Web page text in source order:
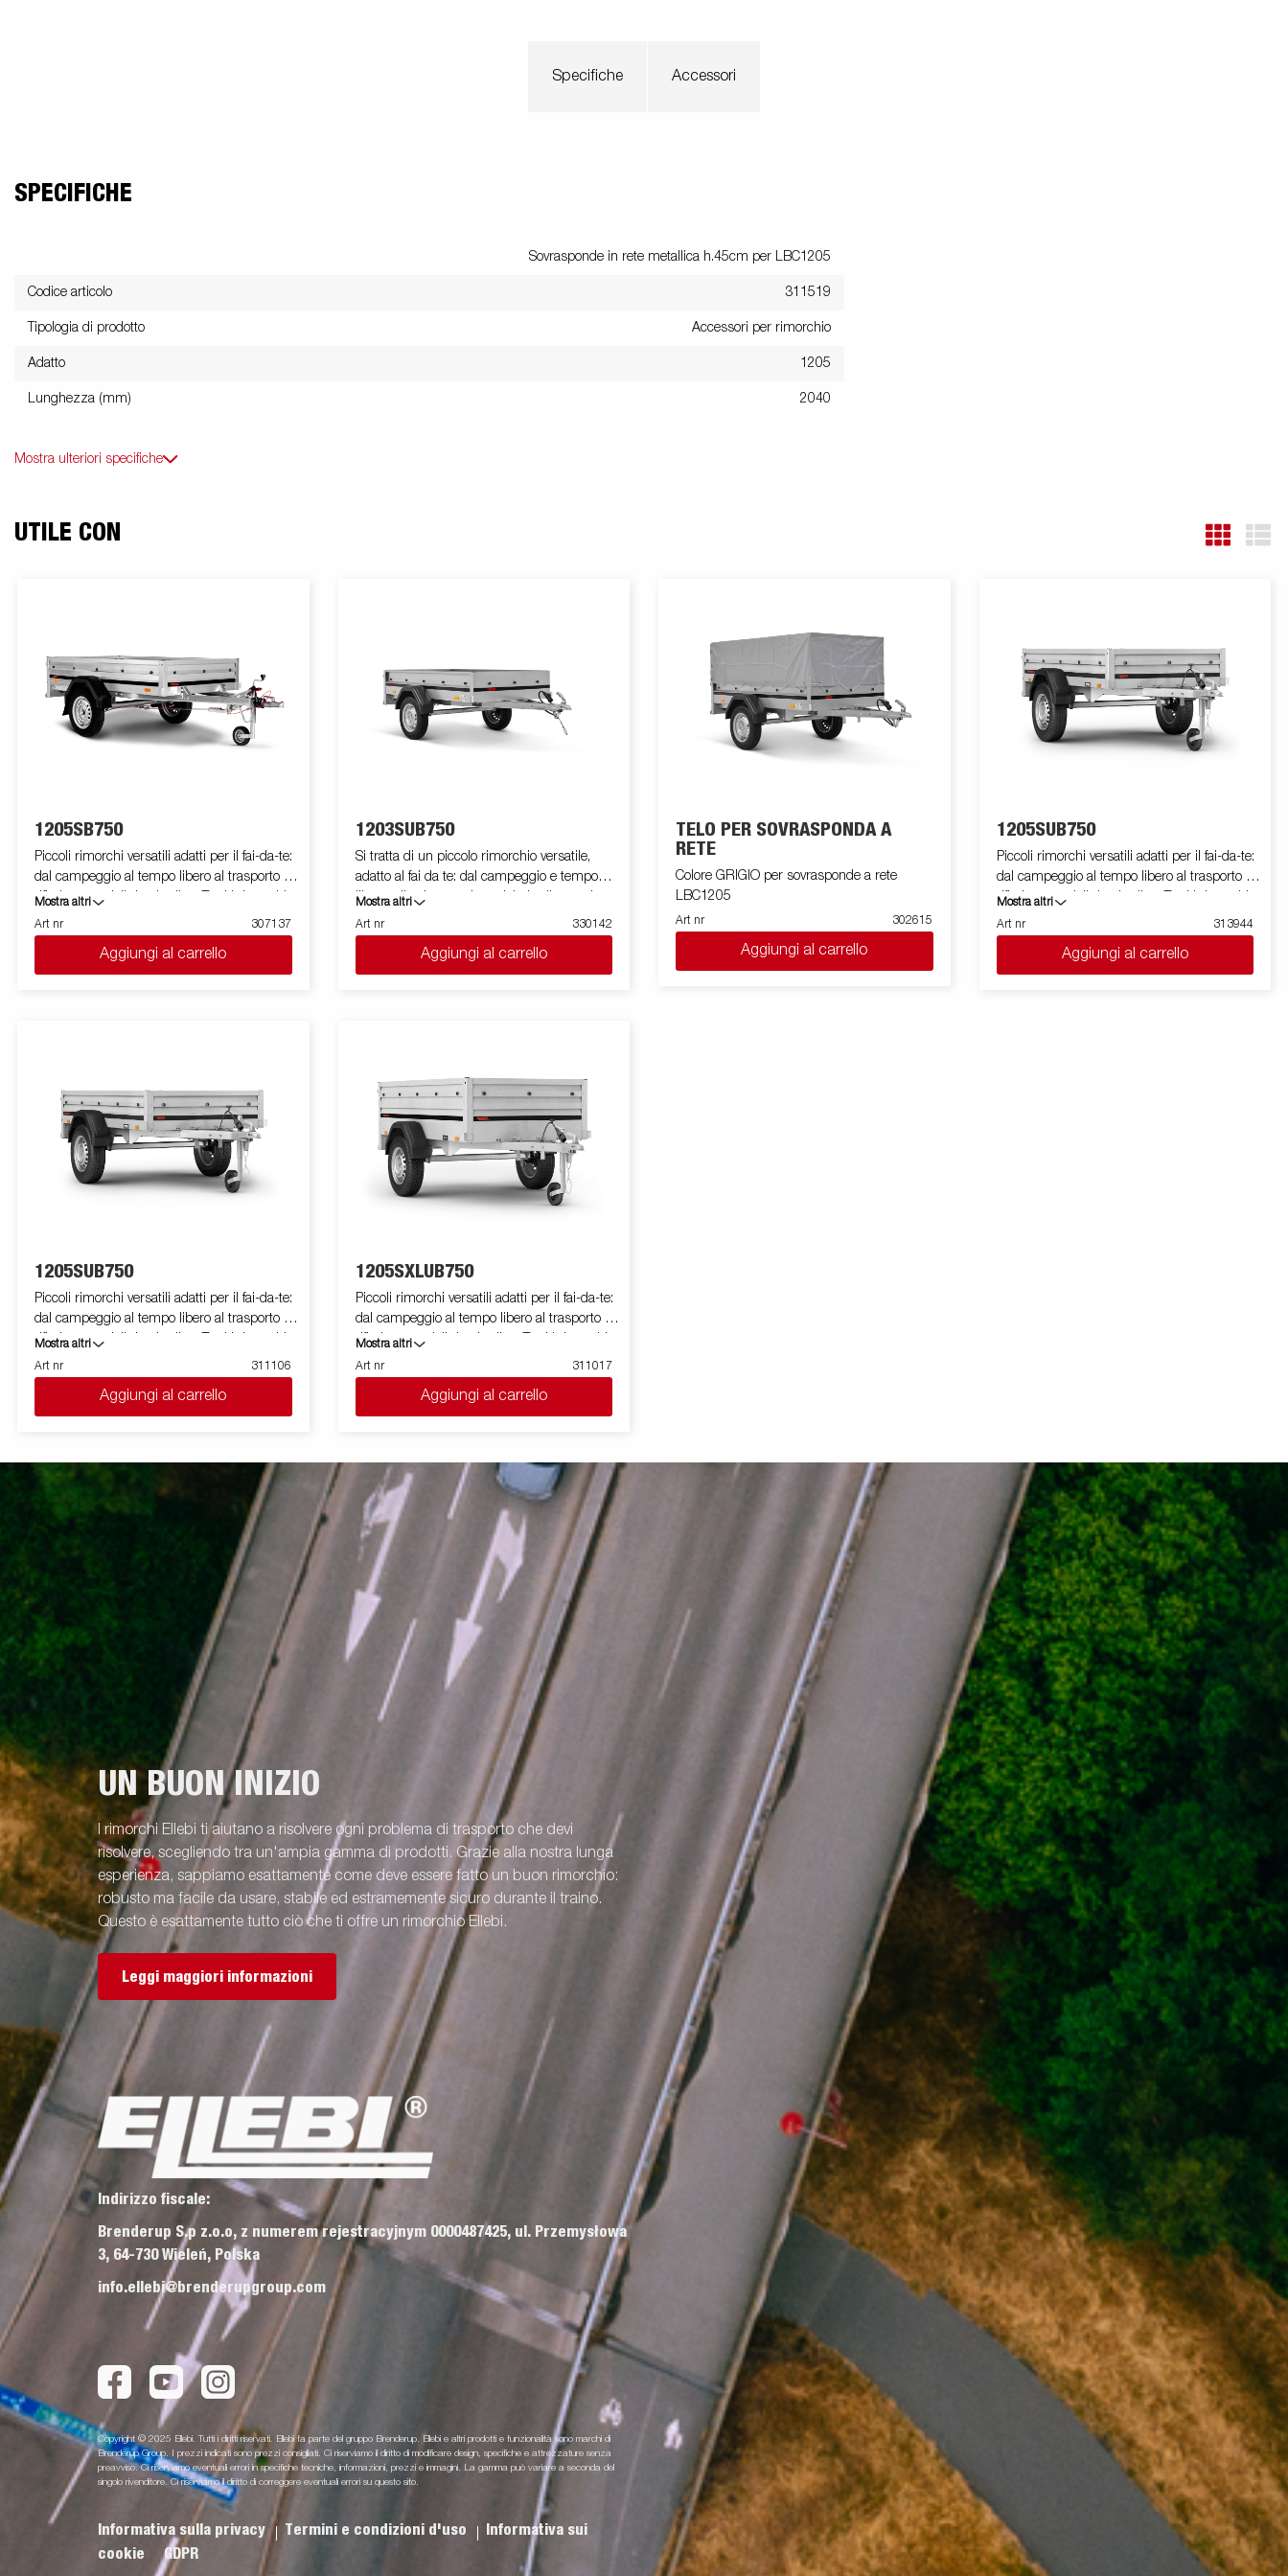
Specifiche Accessori
SPECIFICHE
Sovrasponde in rete metallica h.45cm per LBC1205
Codice articolo 311519
Tipologia di prodotto Accessori per rimorchio
Adatto 1205
Lunghezza (mm) 2040
Mostra ulteriori specifiche
UTILE CON
1205SB750
Piccoli rimorchi versatili adatti per il fai-da-te:
dal campeggio al tempo libero al trasporto di
rifiuti e materiali da giardino. Tutti i rimorchi
sono dotati di un timone a V che permette di
raggiungere la propria destinazione in tutta
sicurezza e per alcune versioni sono
disponibili con sistema tilt. Il rimorchio può
immagini sono solo a scopo illustrativo e
potrebbero mostrare accessori opzionali.
Mostra altri
Art nr
307137
Aggiungi al carrello
1203SUB750
Si tratta di un piccolo rimorchio versatile,
adatto al fai da te: dal campeggio e tempo
libero, alla sistemazione del giardino, e al
trasporto di rifiuti e merci. Questo rimorchio è
dotato di un timone a V che ti aiuta a guidare
in sicurezza verso la tua destinazione. Le
immagini sono solo a scopo illustrativo e
Mostra altri
Art nr
330142
Aggiungi al carrello
TELO PER SOVRASPONDA A
RETE
Colore GRIGIO per sovrasponde a rete
LBC1205
Art nr 302615
Aggiungi al carrello
1205SUB750
Piccoli rimorchi versatili adatti per il fai-da-te:
dal campeggio al tempo libero al trasporto di
rifiuti e materiali da giardino. Tutti i rimorchi
sono dotati di un timone a V che permette di
raggiungere la propria destinazione in tutta
sicurezza e per alcune versioni sono
disponibili con sistema tilt. Il rimorchio può
Mostra altri
Art nr
313944
Aggiungi al carrello
1205SUB750
Piccoli rimorchi versatili adatti per il fai-da-te:
dal campeggio al tempo libero al trasporto di
rifiuti e materiali da giardino. Tutti i rimorchi
sono dotati di un timone a V che permette di
raggiungere la propria destinazione in tutta
sicurezza e per alcune versioni sono
disponibili con sistema tilt. Il rimorchio può
verticale per risparmiare spazio. Sono
disponibili una vasta gamma di accessori
che permettono di personalizzare il
rimorchio in base alle proprie necessità. Le
immagini sono solo a scopo illustrativo e
potrebbero mostrare accessori opzionali.
Mostra altri
Art nr
311106
Aggiungi al carrello
1205SXLUB750
Piccoli rimorchi versatili adatti per il fai-da-te:
dal campeggio al tempo libero al trasporto di
rifiuti e materiali da giardino. Tutti i rimorchi
sono dotati di un timone a V che permette di
raggiungere la propria destinazione in tutta
sicurezza e per alcune versioni sono
disponibili con sistema tilt. Il rimorchio può
verticale per risparmiare spazio. Sono
disponibili una vasta gamma di accessori
che permettono di personalizzare il
rimorchio in base alle proprie necessità. Le
immagini sono solo a scopo illustrativo e
potrebbero mostrare accessori opzionali.
Mostra altri
Art nr
311017
Aggiungi al carrello
UN BUON INIZIO
I rimorchi Ellebi ti aiutano a risolvere ogni problema di trasporto che devi
risolvere, scegliendo tra un'ampia gamma di prodotti. Grazie alla nostra lunga
esperienza, sappiamo esattamente come deve essere fatto un buon rimorchio:
robusto ma facile da usare, stabile ed estramemente sicuro durante il traino.
Questo è esattamente tutto ciò che ti offre un rimorchio Ellebi.
Leggi maggiori informazioni
Indirizzo fiscale:
Brenderup S.p z.o.o, z numerem rejestracyjnym 0000487425, ul. Przemysłowa
3, 64-730 Wieleń, Polska
info.ellebi@brenderupgroup.com
Copyright © 2025 Ellebi. Tutti i diritti riservati. Ellebi fa parte del gruppo Brenderup. Ellebi e altri prodotti e funzionalità sono marchi di
Brenderup Group. I prezzi indicati sono prezzi consigliati. Ci riserviamo il diritto di modificare design, specifiche e attrezzature senza
preavviso. Ci riserviamo eventuali errori in specifiche tecniche, informazioni, prezzi e immagini. La gamma può variare a seconda del
singolo rivenditore. Ci riserviamo il diritto di correggere eventuali errori su questo sito.
Informativa sulla privacy Termini e condizioni d'uso
Informativa sui
cookie
GDPR